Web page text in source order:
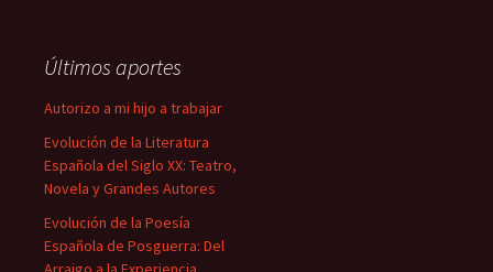
Últimos aportes
Autorizo a mi hijo a trabajar
Evolución de la Literatura
Española del Siglo XX: Teatro,
Novela y Grandes Autores
Evolución de la Poesía
Española de Posguerra: Del